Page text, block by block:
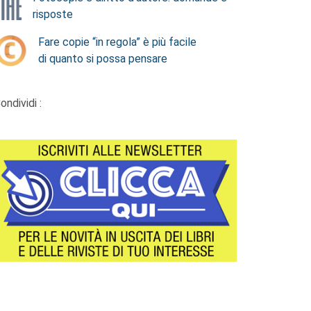
risposte
Fare copie “in regola” è più facile
di quanto si possa pensare
: